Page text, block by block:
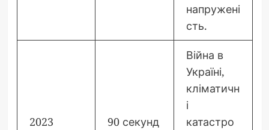
напружені
сть.
2023 90 секунд
Війна в
Україні,
кліматичн
і
катастро